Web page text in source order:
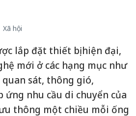
Xã hội
lắp đặt thiết bị hiện đại,
mới ở các hạng mục như
quan sát, thông gió,
ứng nhu cầu di chuyển của
thông một chiều mỗi ống